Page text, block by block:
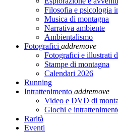
Filosofia e psicologia
Musica di montagna
Narrativa ambiente
Ambientalismo
Fotografici addremove
Fotografici e illustrati
Stampe di montagna
Calendari 2026
Running
Intrattenimento addremove
Video e DVD di
Giochi e
Rarità
Eventi